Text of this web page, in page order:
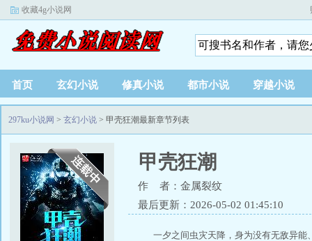
收藏4g小说网
首页 玄幻小说 修真小说 都市小说 穿越小说
297ku小说网 > 玄幻小说 > 甲壳狂潮最新章节列表
甲壳狂潮
作 者：金属裂纹
最后更新：2026-05-02 01:45:10
一夕之间虫灾天降，身为没有无敌异